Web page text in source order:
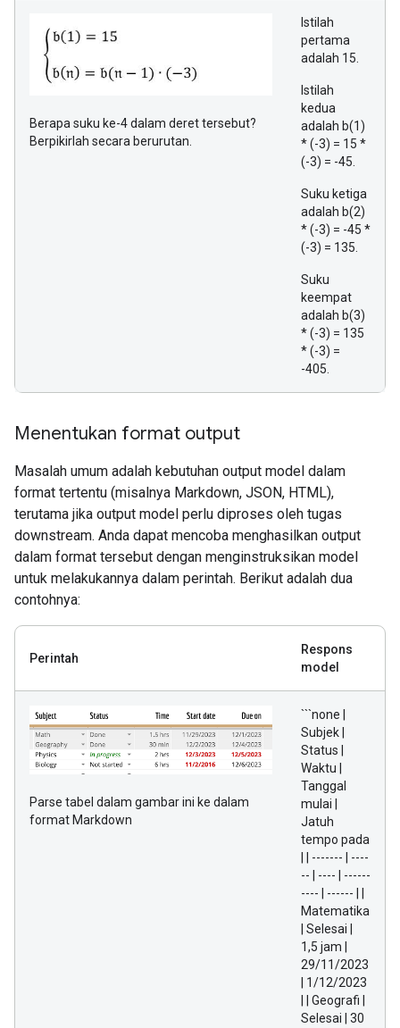
Berapa suku ke-4 dalam deret tersebut?
Berpikirlah secara berurutan.
Istilah
pertama
adalah 15.
Istilah
kedua
adalah b(1)
* (-3) = 15 *
(-3) = -45.
Suku ketiga
adalah b(2)
* (-3) = -45 *
(-3) = 135.
Suku
keempat
adalah b(3)
* (-3) = 135
* (-3) =
-405.
Menentukan format output
Masalah umum adalah kebutuhan output model dalam
format tertentu (misalnya Markdown, JSON, HTML),
terutama jika output model perlu diproses oleh tugas
downstream. Anda dapat mencoba menghasilkan output
dalam format tersebut dengan menginstruksikan model
untuk melakukannya dalam perintah. Berikut adalah dua
contohnya:
Perintah
Respons
model
Parse tabel dalam gambar ini ke dalam
format Markdown
```none |
Subjek |
Status |
Waktu |
Tanggal
mulai |
Jatuh
tempo pada
| | ------- | ----
-- | ---- | ------
---- | ------ | |
Matematika
| Selesai |
1,5 jam |
29/11/2023
| 1/12/2023
| | Geografi |
Selesai | 30